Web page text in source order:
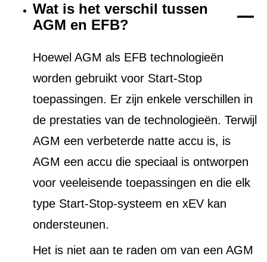
Wat is het verschil tussen
AGM en EFB?
Hoewel AGM als EFB technologieën
worden gebruikt voor Start-Stop
toepassingen. Er zijn enkele verschillen in
de prestaties van de technologieën. Terwijl
AGM een verbeterde natte accu is, is
AGM een accu die speciaal is ontworpen
voor veeleisende toepassingen en die elk
type Start-Stop-systeem en xEV kan
ondersteunen.
Het is niet aan te raden om van een AGM